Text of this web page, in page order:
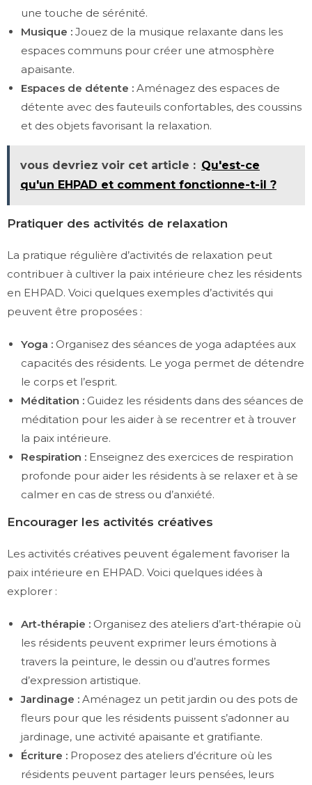
une touche de sérénité.
Musique : Jouez de la musique relaxante dans les
espaces communs pour créer une atmosphère
apaisante.
Espaces de détente : Aménagez des espaces de
détente avec des fauteuils confortables, des coussins
et des objets favorisant la relaxation.
vous devriez voir cet article : Qu'est-ce
qu'un EHPAD et comment fonctionne-t-il ?
Pratiquer des activités de relaxation
La pratique régulière d’activités de relaxation peut
contribuer à cultiver la paix intérieure chez les résidents
en EHPAD. Voici quelques exemples d’activités qui
peuvent être proposées :
Yoga : Organisez des séances de yoga adaptées aux
capacités des résidents. Le yoga permet de détendre
le corps et l’esprit.
Méditation : Guidez les résidents dans des séances de
méditation pour les aider à se recentrer et à trouver
la paix intérieure.
Respiration : Enseignez des exercices de respiration
profonde pour aider les résidents à se relaxer et à se
calmer en cas de stress ou d’anxiété.
Encourager les activités créatives
Les activités créatives peuvent également favoriser la
paix intérieure en EHPAD. Voici quelques idées à
explorer :
Art-thérapie : Organisez des ateliers d’art-thérapie où
les résidents peuvent exprimer leurs émotions à
travers la peinture, le dessin ou d’autres formes
d’expression artistique.
Jardinage : Aménagez un petit jardin ou des pots de
fleurs pour que les résidents puissent s’adonner au
jardinage, une activité apaisante et gratifiante.
Écriture : Proposez des ateliers d’écriture où les
résidents peuvent partager leurs pensées, leurs